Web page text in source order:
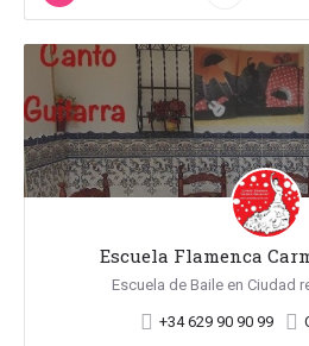
Escuela Flamenca
Escuela de Baile en Ciudad
+34 629 90 90 99